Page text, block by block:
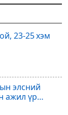
авч уулзан,
өнөөгийн байдал
23-25 хэм
элсний
ажил үр